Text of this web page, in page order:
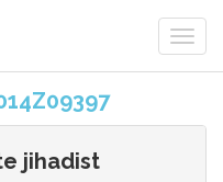
jihadist